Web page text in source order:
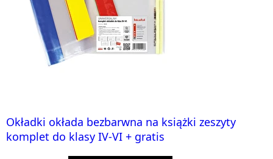
Okładki okłada bezbarwna na książki zeszyty
komplet do klasy IV-VI + gratis